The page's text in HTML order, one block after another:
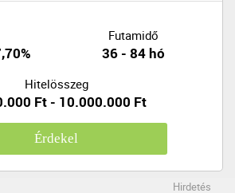
Futamidő
36 - 84 hó
Hitelösszeg
Ft - 10.000.000 Ft
Érdekel
Hirdetés